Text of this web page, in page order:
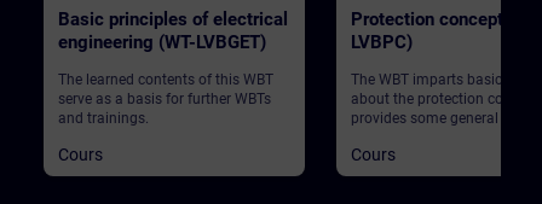
Basic principles of electrical
engineering (WT-LVBGET)
The learned contents of this WBT
serve as a basis for further WBTs
and trainings.
Cours
Protection concept
LVBPC)
The WBT imparts basic
about the protection
provides some general
Cours